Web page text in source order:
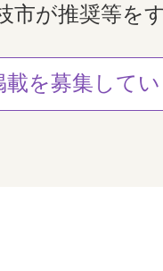
市が推奨等を
載を募集して